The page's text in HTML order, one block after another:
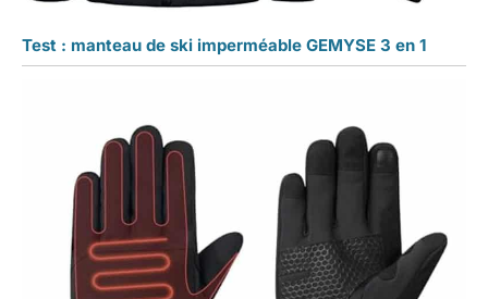
Test : manteau de ski imperméable GEMYSE 3 en 1